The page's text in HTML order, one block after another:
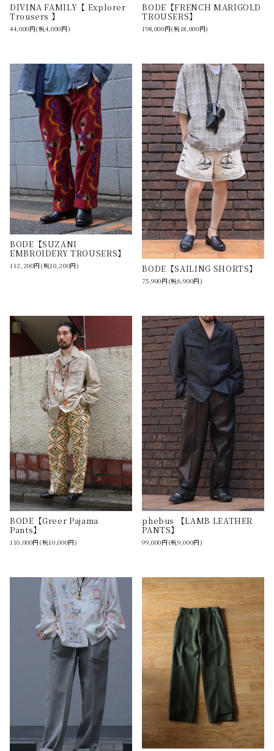
DIVINA FAMILY【 Explorer
Trousers 】
44,000円(税4,000円)
BODE【FRENCH MARIGOLD
TROUSERS】
198,000円(税18,000円)
BODE【SUZANI
EMBROIDERY TROUSERS】
112,200円(税10,200円) BODE【SAILING SHORTS】
75,900円(税6,900円)
BODE【Greer Pajama
Pants】
110,000円(税10,000円)
phebus 【LAMB LEATHER
PANTS】
99,000円(税9,000円)